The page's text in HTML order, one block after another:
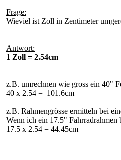
Frage:
Wieviel ist Zoll in Zentimeter
Antwort:
1 Zoll = 2.54cm
z.B. umrechnen wie gross ein 40"
40 x 2.54 = 101.6cm
z.B. Rahmengrösse ermitteln bei
Wenn ich ein 17.5" Fahrradrahmen
17.5 x 2.54 = 44.45cm